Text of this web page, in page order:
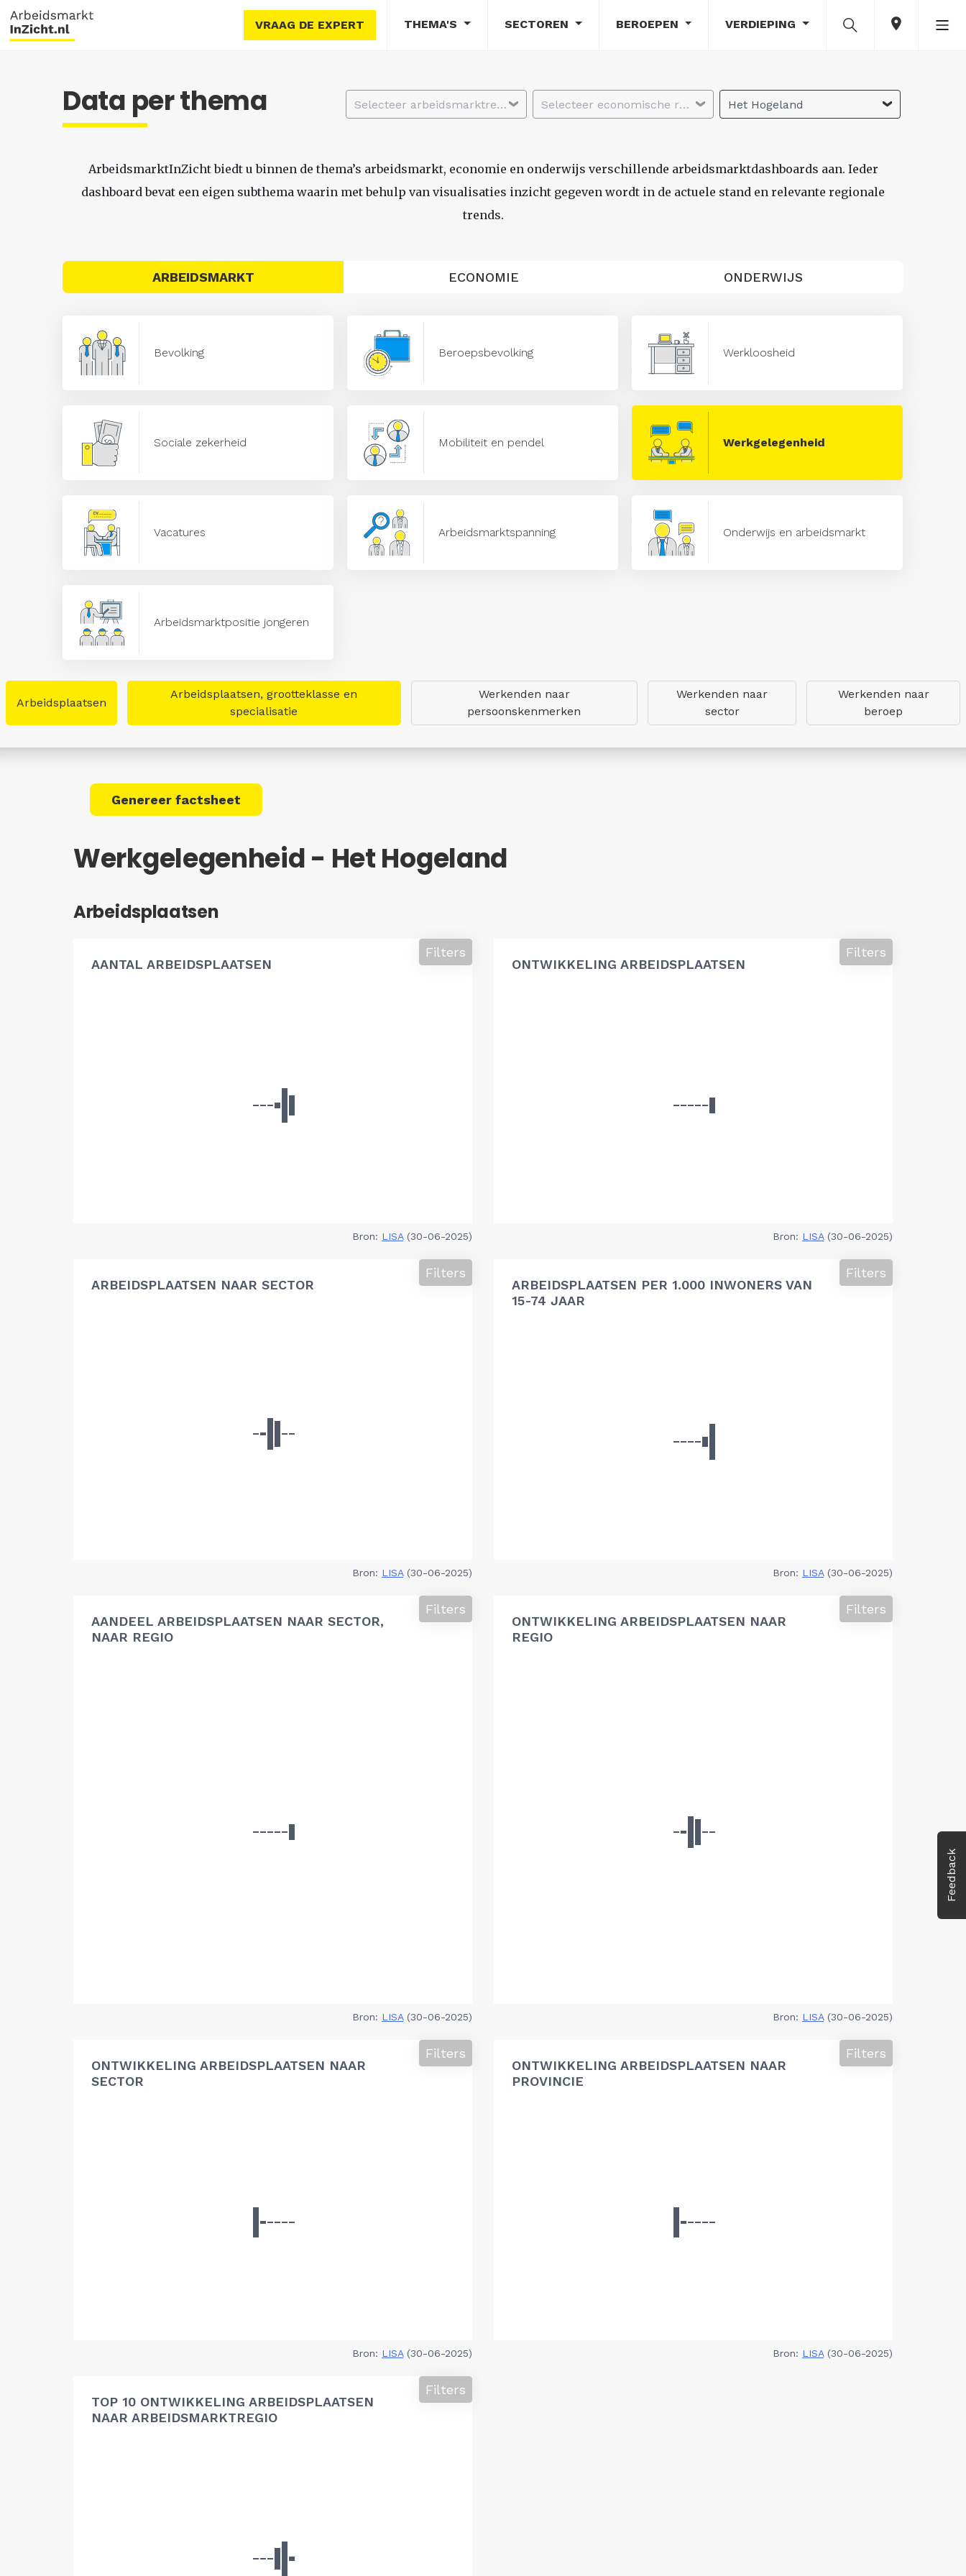
VRAAG DE EXPERT THEMA'S SECTOREN BEROEPEN VERDIEPING
Feedback
Data per thema Selecteer arbeidsmarktregio Selecteer economische regio Het Hogeland
ArbeidsmarktInZicht biedt u binnen de thema’s arbeidsmarkt, economie en onderwijs verschillende arbeidsmarktdashboards aan. Ieder
dashboard bevat een eigen subthema waarin met behulp van visualisaties inzicht gegeven wordt in de actuele stand en relevante regionale
trends.
ARBEIDSMARKT ECONOMIE ONDERWIJS
Bevolking Beroepsbevolking Werkloosheid
Sociale zekerheid Mobiliteit en pendel Werkgelegenheid
Vacatures Arbeidsmarktspanning Onderwijs en arbeidsmarkt
Arbeidsmarktpositie jongeren
Arbeidsplaatsen
Arbeidsplaatsen, grootteklasse en
specialisatie
Werkenden naar
persoonskenmerken
Werkenden naar
sector
Werkenden naar
beroep
Genereer factsheet
Werkgelegenheid - Het Hogeland
Arbeidsplaatsen
AANTAL ARBEIDSPLAATSEN
Filters
Bron: LISA(30-06-2025)
ONTWIKKELING ARBEIDSPLAATSEN
Filters
Bron: LISA(30-06-2025)
ARBEIDSPLAATSEN NAAR SECTOR
Filters
Bron: LISA(30-06-2025)
ARBEIDSPLAATSEN PER 1.000 INWONERS VAN
15-74 JAAR
Filters
Bron: LISA(30-06-2025)
AANDEEL ARBEIDSPLAATSEN NAAR SECTOR,
NAAR REGIO
Filters
Bron: LISA(30-06-2025)
ONTWIKKELING ARBEIDSPLAATSEN NAAR
REGIO
Filters
Bron: LISA(30-06-2025)
ONTWIKKELING ARBEIDSPLAATSEN NAAR
SECTOR
Filters
Bron: LISA(30-06-2025)
ONTWIKKELING ARBEIDSPLAATSEN NAAR
PROVINCIE
Filters
Bron: LISA(30-06-2025)
TOP 10 ONTWIKKELING ARBEIDSPLAATSEN
NAAR ARBEIDSMARKTREGIO
Filters